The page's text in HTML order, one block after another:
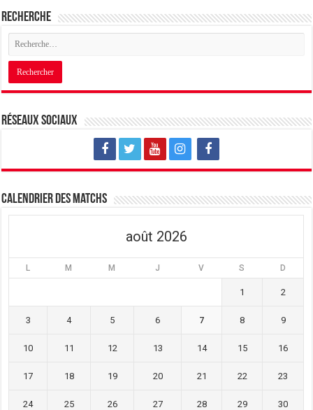
Recherche
Réseaux sociaux
Calendrier des matchs
août 2026
L M M J V S D
1 2
3 4 5 6 7 8 9
10 11 12 13 14 15 16
17 18 19 20 21 22 23
24 25 26 27 28 29 30